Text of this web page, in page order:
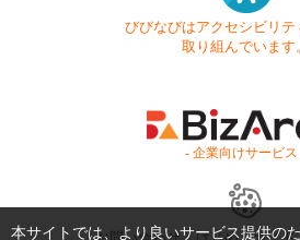
びびなびはアクセシビリテ
取り組んでいます
- 企業向けサービス
本サイトでは、より良いサービス提供の